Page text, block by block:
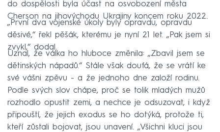
do dospělosti byla účast na osvobození města
Cherson na jihovýchodu Ukrajiny koncem roku 2022.
„První dva vojenské úkoly byly opravdu, opravdu
děsivé,“ řekl pěšák, kterému je nyní 21 let. „Pak jsem si
zvykl,“ dodal.
Uznal, že válka ho hluboce změnila: „Zbavil jsem se
dětinských nápadů.“ Stále však doufá, že se vrátí ke
své vášni zpěvu - a že jednoho dne založí rodinu.
Podle svých slov chápe, proč se tolik mladých mužů
rozhodlo opustit zemi, a nechce je odsuzovat, i když
připouští, že jejich exodus se ho dotýká, protože ti,
kteří zůstali bojovat, jsou unavení. „Všichni kluci jsou